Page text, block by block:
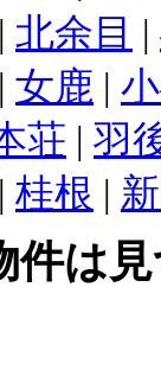
| 北余目 |
| 女鹿 |
荘 | 羽
| 桂根 |
件は